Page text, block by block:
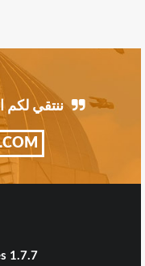
ننتقي لكم
1.7.7